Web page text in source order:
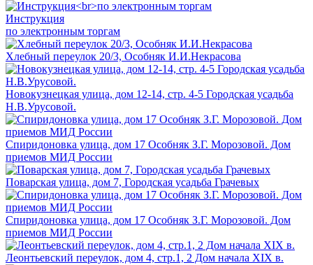
Инструкция
по электронным торгам
Хлебный переулок 20/3, Особняк И.И.Некрасова
Новокузнецкая улица, дом 12-14, стр. 4-5 Городская усадьба
Н.В.Урусовой.
Спиридоновка улица, дом 17 Особняк З.Г. Морозовой. Дом
приемов МИД России
Поварская улица, дом 7, Городская усадьба Грачевых
Спиридоновка улица, дом 17 Особняк З.Г. Морозовой. Дом
приемов МИД России
Леонтьевский переулок, дом 4, стр.1, 2 Дом начала XIX в.